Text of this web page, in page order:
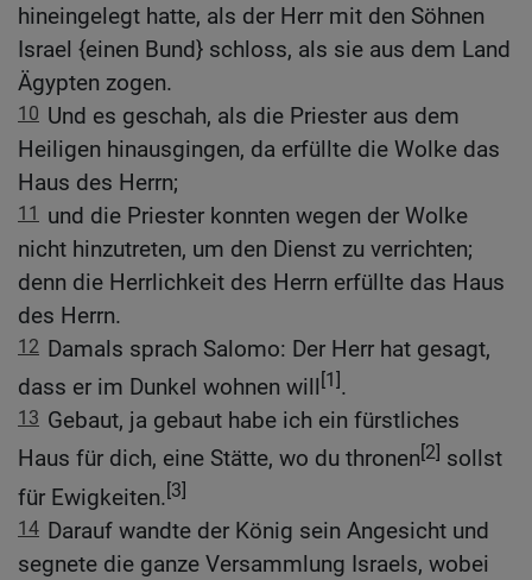
hineingelegt hatte, als der Herr mit den Söhnen
Israel {einen Bund} schloss, als sie aus dem Land
Ägypten zogen.
10 Und es geschah, als die Priester aus dem
Heiligen hinausgingen, da erfüllte die Wolke das
Haus des Herrn;
11 und die Priester konnten wegen der Wolke
nicht hinzutreten, um den Dienst zu verrichten;
denn die Herrlichkeit des Herrn erfüllte das Haus
des Herrn.
12 Damals sprach Salomo: Der Herr hat gesagt,
dass er im Dunkel wohnen will [1].
13 Gebaut, ja gebaut habe ich ein fürstliches
Haus für dich, eine Stätte, wo du thronen[2] sollst
für Ewigkeiten.[3]
14 Darauf wandte der König sein Angesicht und
segnete die ganze Versammlung Israels, wobei